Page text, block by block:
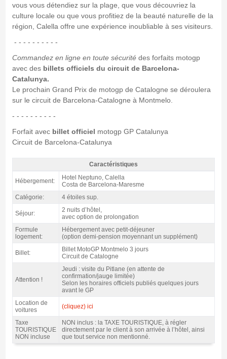
vous vous détendiez sur la plage, que vous découvriez la
culture locale ou que vous profitiez de la beauté naturelle de la
région, Calella offre une expérience inoubliable à ses visiteurs.
- - - - - - - - - -
Commandez en ligne en toute sécuritédes forfaits motogp
avec des billets officiels du circuit de Barcelona-
Catalunya.
Le prochain Grand Prix de motogp de Catalogne se déroulera
sur le circuit de Barcelona-Catalogne à Montmelo.
- - - - - - - - - -
Forfait avec billet officiel motogp GP Catalunya
Circuit de Barcelona-Catalunya
Forfait Costa MotoGP Catalogne, hôtel Neptuno 4* / 2 nuits p.d. -
Caractéristiques
Caractéristiques
Hébergement:
Hotel Neptuno, Calella
Costa de Barcelona-Maresme
Catégorie:
4 étoiles sup.
Séjour:
2 nuits d’hôtel,
avec option de prolongation
Formule
logement:
Hébergement avec petit-déjeuner
(option demi-pension moyennant un supplément)
Billet:
Billet MotoGP Montmelo 3 jours
Circuit de Catalogne
Attention !
Jeudi : visite du Pitlane (en attente de
confirmation/jauge limitée)
Selon les horaires officiels publiés quelques jours
avant le GP
Location de
voitures
(cliquez) ici
Taxe
TOURISTIQUE
NON incluse
NON inclus : la TAXE TOURISTIQUE, à régler
directement par le client à son arrivée à l’hôtel, ainsi
que tout service non mentionné.